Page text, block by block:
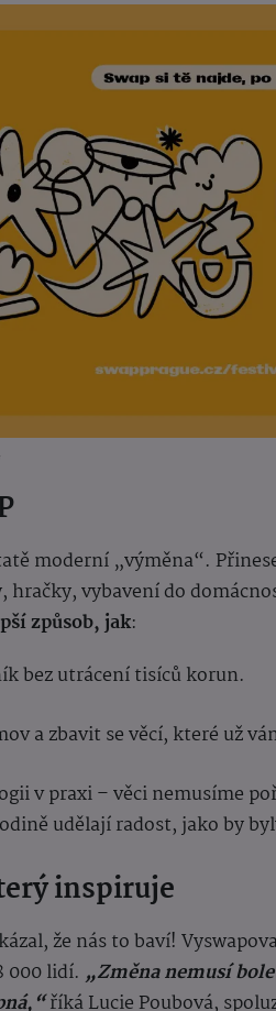
moderní „výměna“.
hračky, vybavení do
způsob, jak:
bez utrácení tisíců korun.
a zbavit se věcí, které už
v praxi – věci nemusíme
udělají radost, jako by
inspiruje
že nás to baví!
000 lidí. „Změna nemusí
říká Lucie Poubová,